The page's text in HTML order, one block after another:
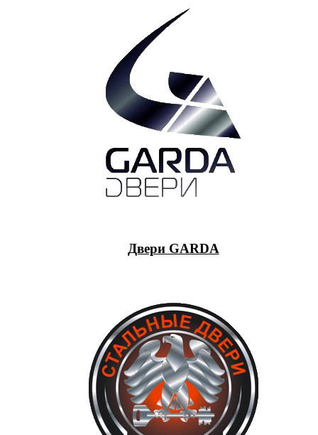
Двери GARDA